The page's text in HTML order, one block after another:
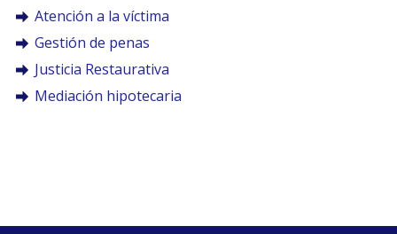
Atención a la víctima
Gestión de penas
Justicia Restaurativa
Mediación hipotecaria